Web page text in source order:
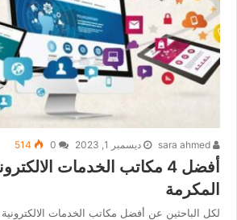
ديسمبر 1, 2023 514
أفضل 4 مكاتب الخدمات
المكرمة
لكل الباحثين عن أفضل مكاتب الخدمات